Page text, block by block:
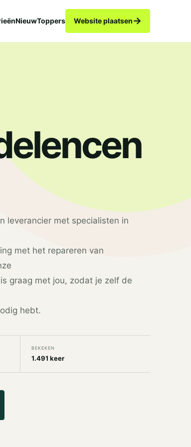
NieuwToppers Website plaatsen→
leverancier met specialisten in
met het repareren van
graag met jou, zodat je zelf de
hebt.
BEKEKEN
1.491 keer